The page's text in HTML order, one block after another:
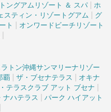
ングアムリゾート ＆ スパ
ホ
スティン・リゾートグアム
グ
ト
オンワードビーチリゾート
トン沖縄サンマリーナリゾー
覇 ザ・ブセナテラス
オキナ
テラスクラブ アット ブセナ
ナハテラス
パーク ハイアット